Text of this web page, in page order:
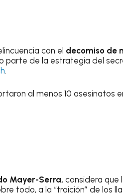
con el decomiso de
parte de la estrategia del
.
al menos 10 asesinatos
Mayer-Serra, considera que
todo, a la “traición” de los